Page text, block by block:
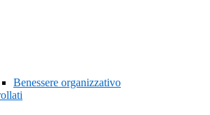
Benessere organizzativo